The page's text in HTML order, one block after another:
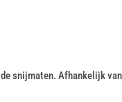
snijmaten. Afhankelijk